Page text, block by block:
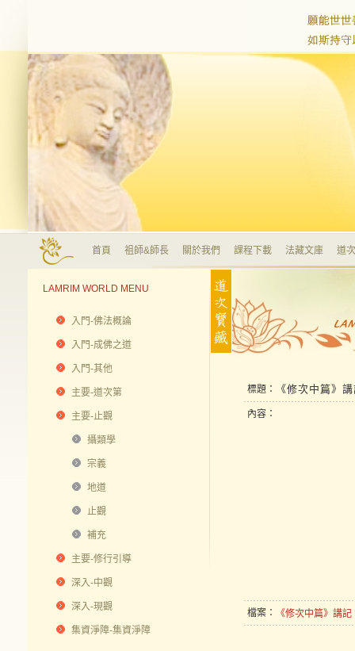
首頁 祖師&師長 關於我們 課程下載 法藏文庫 道
LAMRIM WORLD MENU
入門-佛法概論
入門-成佛之道
入門-其他
主要-道次第
主要-止觀
攝類學
宗義
地道
止觀
補充
主要-修行引導
深入-中觀
深入-現觀
集資淨障-集資淨障
標題： 《修次中篇》
內容：
檔案： 《修次中篇》講